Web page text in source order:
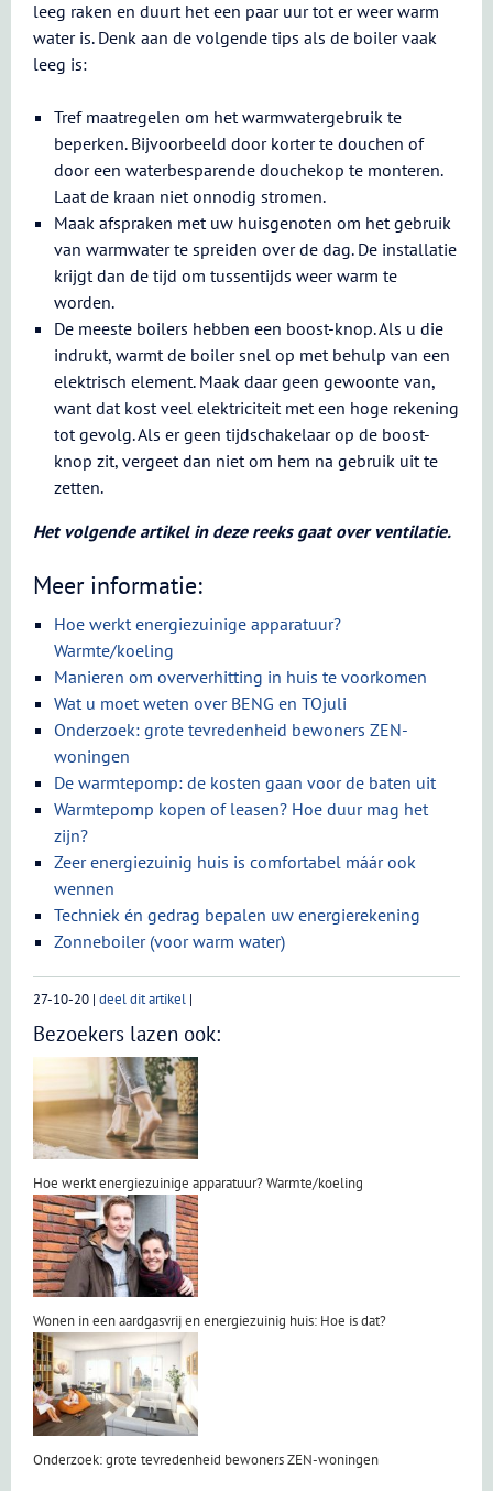
leeg raken en duurt het een paar uur tot er weer warm
water is. Denk aan de volgende tips als de boiler vaak
leeg is:
Tref maatregelen om het warmwatergebruik te
beperken. Bijvoorbeeld door korter te douchen of
door een waterbesparende douchekop te monteren.
Laat de kraan niet onnodig stromen.
Maak afspraken met uw huisgenoten om het gebruik
van warmwater te spreiden over de dag. De installatie
krijgt dan de tijd om tussentijds weer warm te
worden.
De meeste boilers hebben een boost-knop. Als u die
indrukt, warmt de boiler snel op met behulp van een
elektrisch element. Maak daar geen gewoonte van,
want dat kost veel elektriciteit met een hoge rekening
tot gevolg. Als er geen tijdschakelaar op de boost-
knop zit, vergeet dan niet om hem na gebruik uit te
zetten.
Het volgende artikel in deze reeks gaat over ventilatie.
Meer informatie:
Hoe werkt energiezuinige apparatuur?
Warmte/koeling
Manieren om oververhitting in huis te voorkomen
Wat u moet weten over BENG en TOjuli
Onderzoek: grote tevredenheid bewoners ZEN-
woningen
De warmtepomp: de kosten gaan voor de baten uit
Warmtepomp kopen of leasen? Hoe duur mag het
zijn?
Zeer energiezuinig huis is comfortabel máár ook
wennen
Techniek én gedrag bepalen uw energierekening
Zonneboiler (voor warm water)
27-10-20 | deel dit artikel |
Bezoekers lazen ook:
Hoe werkt energiezuinige apparatuur? Warmte/koeling
Wonen in een aardgasvrij en energiezuinig huis: Hoe is dat?
Onderzoek: grote tevredenheid bewoners ZEN-woningen